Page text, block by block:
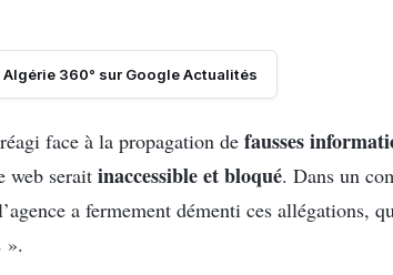
Algérie 360° sur Google Actualités
face à la propagation de fausses
web serait inaccessible et bloqué. Dans un
a fermement démenti ces allégations,
».